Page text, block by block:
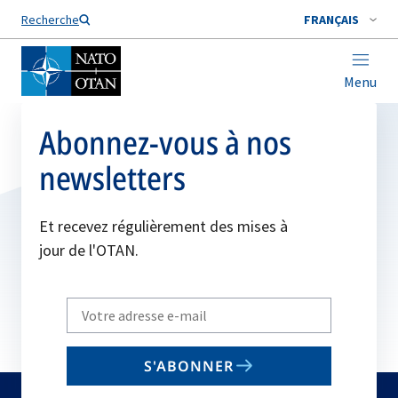
Recherche FRANÇAIS
Menu
Nom de famille*
Abonnez-vous à nos
newsletters
Et recevez régulièrement des mises à
jour de l'OTAN.
Write
your
email
S'ABONNER